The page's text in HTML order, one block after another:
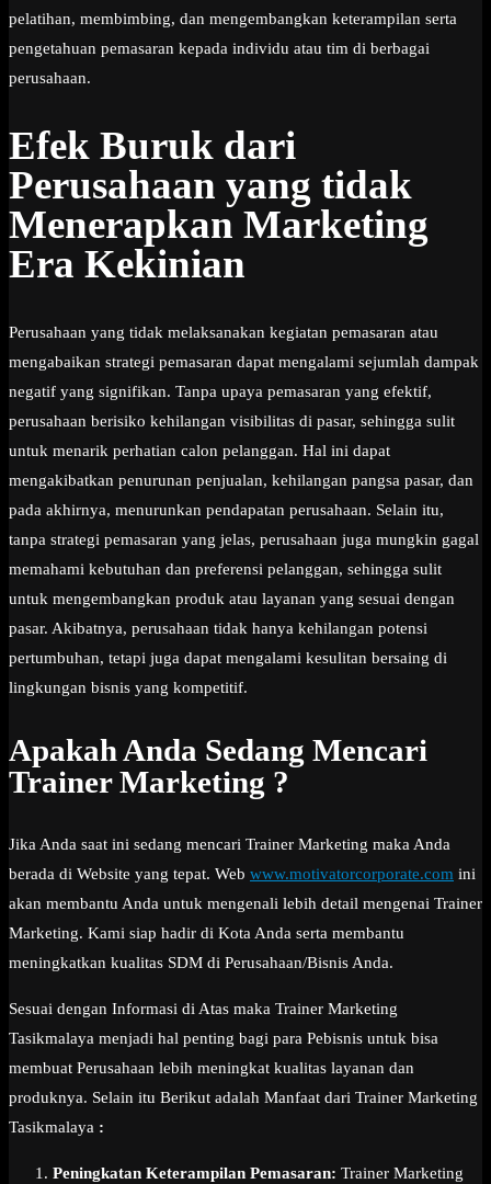
pelatihan, membimbing, dan mengembangkan keterampilan serta
pengetahuan pemasaran kepada individu atau tim di berbagai
perusahaan.
Efek Buruk dari
Perusahaan yang tidak
Menerapkan Marketing
Era Kekinian
Perusahaan yang tidak melaksanakan kegiatan pemasaran atau
mengabaikan strategi pemasaran dapat mengalami sejumlah dampak
negatif yang signifikan. Tanpa upaya pemasaran yang efektif,
perusahaan berisiko kehilangan visibilitas di pasar, sehingga sulit
untuk menarik perhatian calon pelanggan. Hal ini dapat
mengakibatkan penurunan penjualan, kehilangan pangsa pasar, dan
pada akhirnya, menurunkan pendapatan perusahaan. Selain itu,
tanpa strategi pemasaran yang jelas, perusahaan juga mungkin gagal
memahami kebutuhan dan preferensi pelanggan, sehingga sulit
untuk mengembangkan produk atau layanan yang sesuai dengan
pasar. Akibatnya, perusahaan tidak hanya kehilangan potensi
pertumbuhan, tetapi juga dapat mengalami kesulitan bersaing di
lingkungan bisnis yang kompetitif.
Apakah Anda Sedang Mencari
Trainer Marketing ?
Jika Anda saat ini sedang mencari Trainer Marketing maka Anda
berada di Website yang tepat. Web www.motivatorcorporate.com ini
akan membantu Anda untuk mengenali lebih detail mengenai Trainer
Marketing. Kami siap hadir di Kota Anda serta membantu
meningkatkan kualitas SDM di Perusahaan/Bisnis Anda.
Sesuai dengan Informasi di Atas maka Trainer Marketing
Tasikmalaya menjadi hal penting bagi para Pebisnis untuk bisa
membuat Perusahaan lebih meningkat kualitas layanan dan
produknya. Selain itu Berikut adalah Manfaat dari Trainer Marketing
Tasikmalaya :
Peningkatan Keterampilan Pemasaran: Trainer Marketing